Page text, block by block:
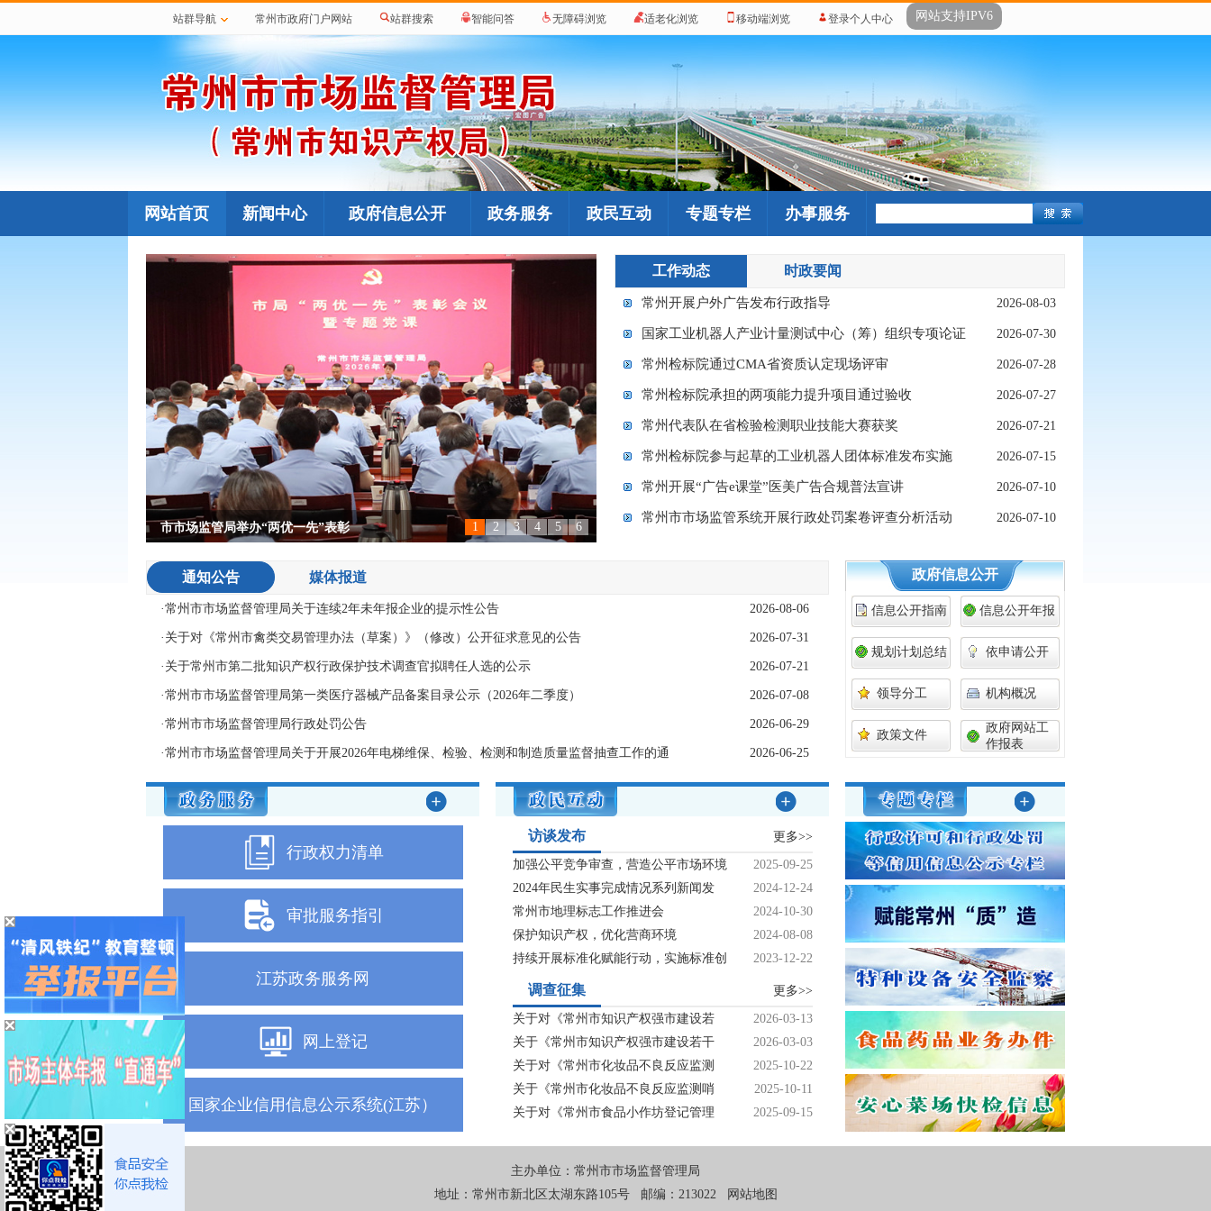
站群导航 常州市政府门户网站 站群搜索 智能问答 无障碍浏览 适老化浏览 移动端浏览 登录个人中心 网站支持IPV6
网站首页 新闻中心 政府信息公开 政务服务 政民互动 专题专栏 办事服务
市市场监管局举办“两优一先”表彰
null2026年江苏省“J-TOP创新挑战季”活
null
“上海&常州 机器人产业实验室开放
null
常州代表队获全省消费投诉调解技能
null
常州举办系列活动迎接“4·26世界知
null
“支部结对聚合力 益企链动促发展”
null
1 2 3 4 5 6
工作动态 时政要闻
常州开展户外广告发布行政指导 2026-08-03
国家工业机器人产业计量测试中心（筹）组织专项论证 2026-07-30
常州检标院通过CMA省资质认定现场评审 2026-07-28
常州检标院承担的两项能力提升项目通过验收 2026-07-27
常州代表队在省检验检测职业技能大赛获奖 2026-07-21
常州检标院参与起草的工业机器人团体标准发布实施 2026-07-15
常州开展“广告e课堂”医美广告合规普法宣讲 2026-07-10
常州市市场监管系统开展行政处罚案卷评查分析活动 2026-07-10
通知公告 媒体报道
·常州市市场监督管理局关于连续2年未年报企业的提示性公告 2026-08-06
· 关于对《常州市禽类交易管理办法（草案）》（修改）公开征求意见的公告 2026-07-31
· 关于常州市第二批知识产权行政保护技术调查官拟聘任人选的公示 2026-07-21
·常州市市场监督管理局第一类医疗器械产品备案目录公示（2026年二季度） 2026-07-08
·常州市市场监督管理局行政处罚公告 2026-06-29
·常州市市场监督管理局关于开展2026年电梯维保、检验、检测和制造质量监督抽查工作的通 2026-06-25
政府信息公开
信息公开指南 信息公开年报
规划计划总结 依申请公开
领导分工 机构概况
政策文件
政府网站工
作报表
行政权力清单
审批服务指引
江苏政务服务网
网上登记
国家企业信用信息公示系统(江苏）
访谈发布 更多>>
加强公平竞争审查，营造公平市场环境
2025-09-25
2024年民生实事完成情况系列新闻发
2024-12-24
常州市地理标志工作推进会
2024-10-30
保护知识产权，优化营商环境
2024-08-08
持续开展标准化赋能行动，实施标准创
2023-12-22
调查征集 更多>>
关于对《常州市知识产权强市建设若
2026-03-13
关于《常州市知识产权强市建设若干
2026-03-03
关于对《常州市化妆品不良反应监测
2025-10-22
关于《常州市化妆品不良反应监测哨
2025-10-11
关于对《常州市食品小作坊登记管理
2025-09-15
主办单位：常州市市场监督管理局
地址：常州市新北区太湖东路105号 邮编：213022
网站地图